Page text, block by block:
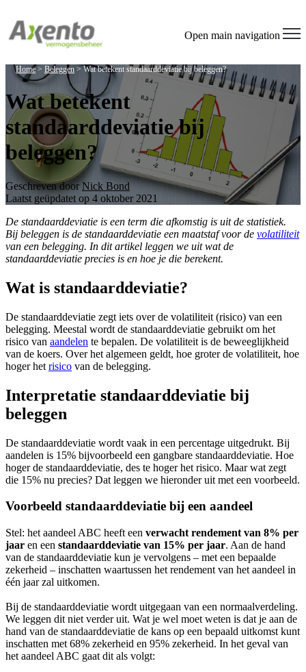
Open main navigation
Home> Beleggen >Wat betekent standaarddeviatie bij beleggen?
Wat betekent
standaarddeviatie bij
beleggen?
Geschreven doorNick Bond
Laatst geüpdatet op 4 oktober 2021
De standaarddeviatie is een term die afkomstig is uit de statistiek.
Bij beleggen is de standaarddeviatie een maatstaf voor de volatiliteit
van een belegging. In dit artikel leggen we uit wat de
standaarddeviatie precies is en hoe je die berekent.
Wat is standaarddeviatie?
De standaarddeviatie zegt iets over de volatiliteit (risico) van een
belegging. Meestal wordt de standaarddeviatie gebruikt om het
risico van aandelen te bepalen. De volatiliteit is de beweeglijkheid
van de koers. Over het algemeen geldt, hoe groter de volatiliteit, hoe
hoger het risico van de belegging.
Interpretatie standaarddeviatie bij
beleggen
De standaarddeviatie wordt vaak in een percentage uitgedrukt. Bij
aandelen is 15% bijvoorbeeld een gangbare standaarddeviatie. Hoe
hoger de standaarddeviatie, des te hoger het risico. Maar wat zegt
die 15% nu precies? Dat leggen we hieronder uit met een voorbeeld.
Voorbeeld standaarddeviatie bij een aandeel
Stel: het aandeel ABC heeft een verwacht rendement van 8% per
jaar en een standaarddeviatie van 15% per jaar. Aan de hand
van de standaarddeviatie kun je vervolgens – met een bepaalde
zekerheid – inschatten waartussen het rendement van het aandeel in
één jaar zal uitkomen.
Bij de standaarddeviatie wordt uitgegaan van een normaalverdeling.
We leggen dit niet verder uit. Wat je wel moet weten is dat je aan de
hand van de standaarddeviatie de kans op een bepaald uitkomst kunt
inschatten met 68% zekerheid en 95% zekerheid. In het geval van
het aandeel ABC gaat dit als volgt: